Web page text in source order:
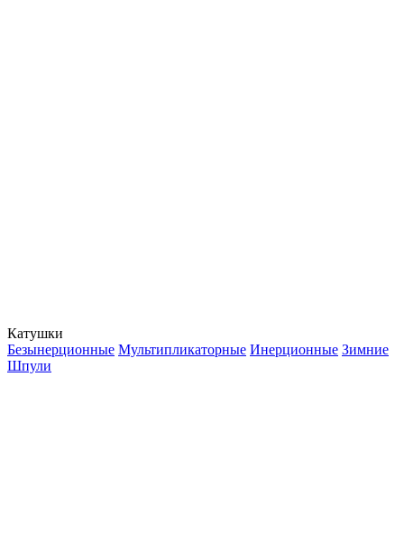
Катушки
Безынерционные Мультипликаторные Инерционные Зимние
Шпули